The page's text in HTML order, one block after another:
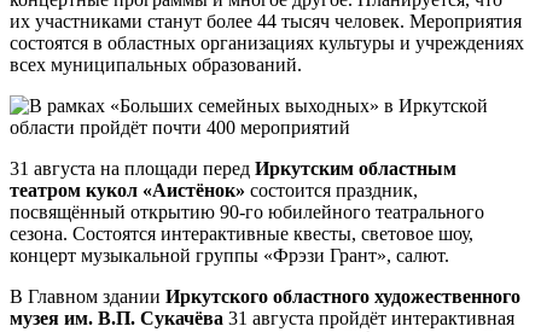
их участниками станут более 44 тысяч человек. Мероприятия
состоятся в областных организациях культуры и учреждениях
всех муниципальных образований.
31 августа на площади перед Иркутским областным
театром кукол «Аистёнок» состоится праздник,
посвящённый открытию 90-го юбилейного театрального
сезона. Состоятся интерактивные квесты, световое шоу,
концерт музыкальной группы «Фрэзи Грант», салют.
В Главном здании Иркутского областного художественного
музея им. В.П. Сукачёва 31 августа пройдёт интерактивная